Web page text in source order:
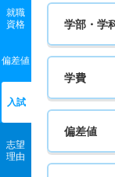
就職
資格
偏差値
入試
志望
理由
学部・学
学費
偏差値